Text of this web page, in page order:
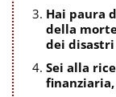
Hai paura
della
dei
Sei alla